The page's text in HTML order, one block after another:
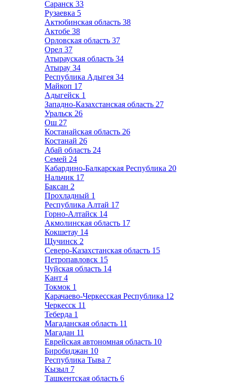
Саранск 33
Рузаевка 5
Актюбинская область 38
Актобе 38
Орловская область 37
Орел 37
Атырауская область 34
Атырау 34
Республика Адыгея 34
Майкоп 17
Адыгейск 1
Западно-Казахстанская область 27
Уральск 26
Ош 27
Костанайская область 26
Костанай 26
Абай область 24
Семей 24
Кабардино-Балкарская Республика 20
Нальчик 17
Баксан 2
Прохладный 1
Республика Алтай 17
Горно-Алтайск 14
Акмолинская область 17
Кокшетау 14
Щучинск 2
Северо-Казахстанская область 15
Петропавловск 15
Чуйская область 14
Кант 4
Токмок 1
Карачаево-Черкесская Республика 12
Черкесск 11
Теберда 1
Магаданская область 11
Магадан 11
Еврейская автономная область 10
Биробиджан 10
Республика Тыва 7
Кызыл 7
Ташкентская область 6